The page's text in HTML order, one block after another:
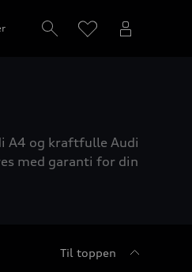
A4 og kraftfulle Audi
med garanti for din
Til toppen